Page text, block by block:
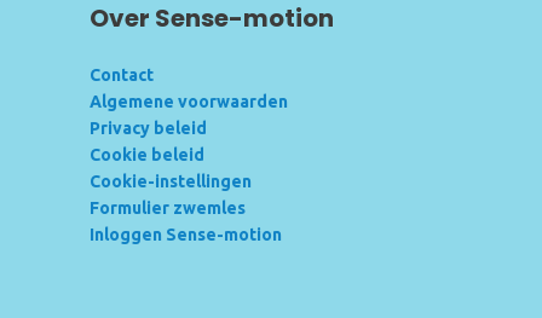
Over Sense-motion
Contact
Algemene voorwaarden
Privacy beleid
Cookie beleid
Cookie-instellingen
Formulier zwemles
Inloggen Sense-motion